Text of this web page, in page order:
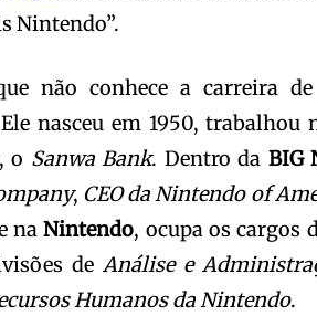
Nintendo”.
não conhece a carreira de
nasceu em 1950, trabalhou
o Sanwa Bank. Dentro da BIG
, CEO da Nintendo of
naNintendo, ocupa os cargos
de Análise e
Humanos da Nintendo.